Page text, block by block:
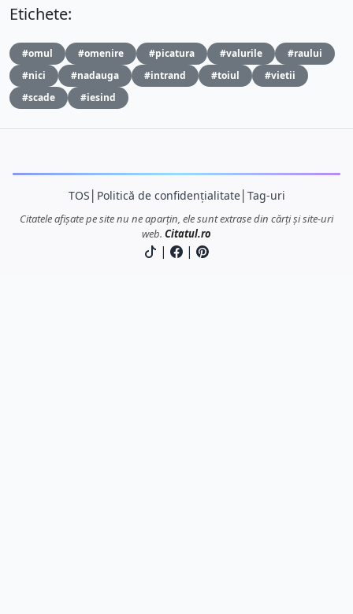
Etichete:
#omul #omenire #picatura #valurile
#raului
#nici
#nadauga #intrand #toiul
#vietii
#scade
#iesind
TOS Politică de confidențialitate│ Tag-uri
Citatele afișate pe site nu ne aparțin, ele sunt extrase din cărți și site-uri
web. Citatul.ro
| |